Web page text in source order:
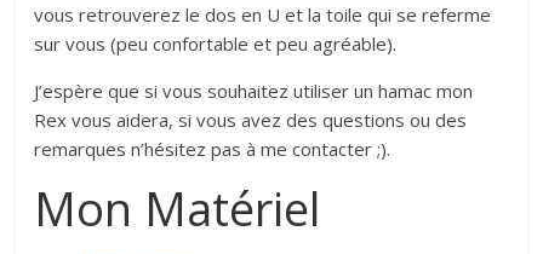
vous retrouverez le dos en U et la toile qui se referme
sur vous (peu confortable et peu agréable).
J’espère que si vous souhaitez utiliser un hamac mon
Rex vous aidera, si vous avez des questions ou des
remarques n’hésitez pas à me contacter ;).
Mon Matériel